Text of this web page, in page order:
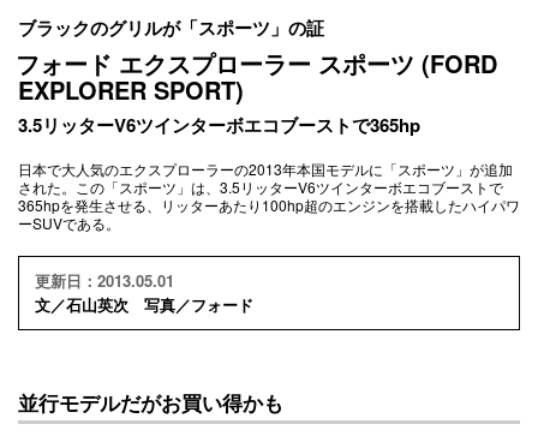
ブラックのグリルが「スポーツ」の証
フォード エクスプローラー スポーツ (FORD
EXPLORER SPORT)
3.5リッターV6ツインターボエコブーストで365hp
日本で大人気のエクスプローラーの2013年本国モデルに「スポーツ」が追加
された。この「スポーツ」は、3.5リッターV6ツインターボエコブーストで
365hpを発生させる、リッターあたり100hp超のエンジンを搭載したハイパワ
ーSUVである。
更新日：2013.05.01
文／石山英次 写真／フォード
並行モデルだがお買い得かも